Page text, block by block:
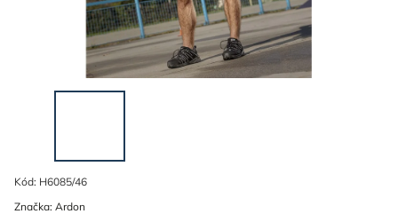
Kód: H6085/46
Značka: Ardon